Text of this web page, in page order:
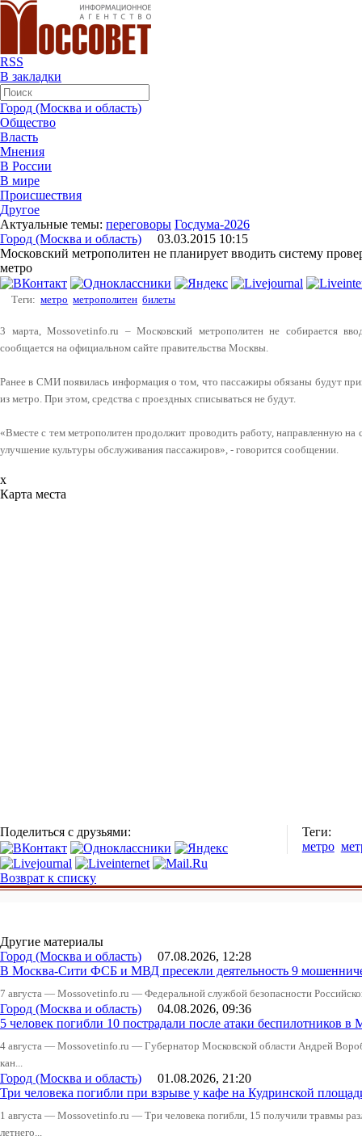
RSS
В закладки
Город (Москва и область)
Общество
Власть
Мнения
В России
В мире
Происшествия
Другое
Актуальные темы: переговоры Госдума-2026
Город (Москва и область) 03.03.2015 10:15
Московский метрополитен не планирует вводить систему
метро
Теги: метро метрополитен билеты
3 марта, Mossovetinfo.ru – Московский метрополитен не собирается
сообщается на официальном сайте правительства Москвы.
Ранее в СМИ появилась информация о том, что пассажиры обязаны будут
из метро. При этом, средства с проездных списываться не будут.
«Вместе с тем метрополитен продолжит проводить работу, направленную на
улучшение культуры обслуживания пассажиров», - говорится сообщении.
x
Карта места
Поделиться с друзьями:
Теги:
метро
Возврат к списку
Другие материалы
Город (Москва и область) 07.08.2026, 12:28
В Москва-Сити ФСБ и МВД пресекли деятельность 9
7 августа — Mossovetinfo.ru — Федеральной службой безопасности
Город (Москва и область) 04.08.2026, 09:36
5 человек погибли 10 пострадали после атаки беспилотников в
4 августа — Mossovetinfo.ru — Губернатор Московской области Андрей
кан...
Город (Москва и область) 01.08.2026, 21:20
Три человека погибли при взрыве у кафе на Кудринской
1 августа — Mossovetinfo.ru — Три человека погибли, 15 получили травмы
летнего...